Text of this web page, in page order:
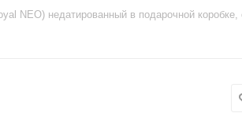
NEO) недатированный в подарочной коробке,